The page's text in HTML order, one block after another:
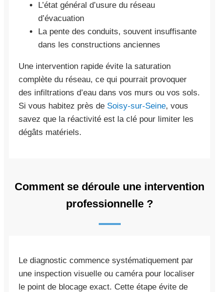
L’état général d’usure du réseau
d’évacuation
La pente des conduits, souvent insuffisante
dans les constructions anciennes
Une intervention rapide évite la saturation
complète du réseau, ce qui pourrait provoquer
des infiltrations d’eau dans vos murs ou vos sols.
Si vous habitez près de Soisy-sur-Seine, vous
savez que la réactivité est la clé pour limiter les
dégâts matériels.
Comment se déroule une intervention
professionnelle ?
Le diagnostic commence systématiquement par
une inspection visuelle ou caméra pour localiser
le point de blocage exact. Cette étape évite de